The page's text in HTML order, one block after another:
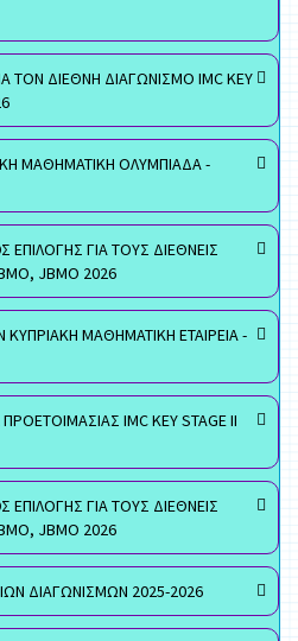
ΤΟΝ ΔΙΕΘΝΗ ΔΙΑΓΩΝΙΣΜΟ IMC KEY
ΜΑΘΗΜΑΤΙΚΗ ΟΛΥΜΠΙΑΔΑ -
ΓΙΑ ΤΟΥΣ ΔΙΕΘΝΕΙΣ
JBMO 2026
ΜΑΘΗΜΑΤΙΚΗ ΕΤΑΙΡΕΙΑ -
IMC KEY STAGE II
ΓΙΑ ΤΟΥΣ ΔΙΕΘΝΕΙΣ
JBMO 2026
ΔΙΑΓΩΝΙΣΜΩΝ 2025-2026